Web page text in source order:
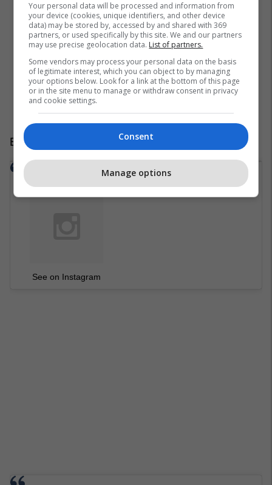
EXPAND
See on Instagram
Your personal data will be processed and information from
your device (cookies, unique identifiers, and other device
data) may be stored by, accessed by and shared with 369
partners, or used specifically by this site. We and our partners
may use precise geolocation data. List of partners.
Some vendors may process your personal data on the basis
of legitimate interest, which you can object to by managing
your options below. Look for a link at the bottom of this page
or in the site menu to manage or withdraw consent in privacy
and cookie settings.
Consent
Manage options